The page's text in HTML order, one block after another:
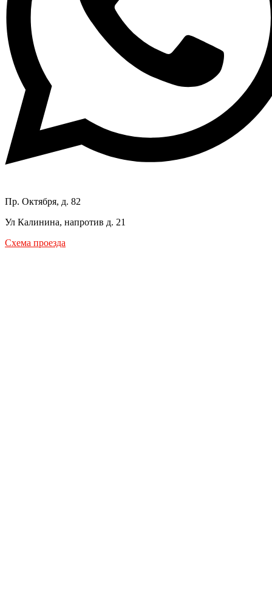
Пр. Октября, д. 82
Ул Калинина, напротив д. 21
Схема проезда